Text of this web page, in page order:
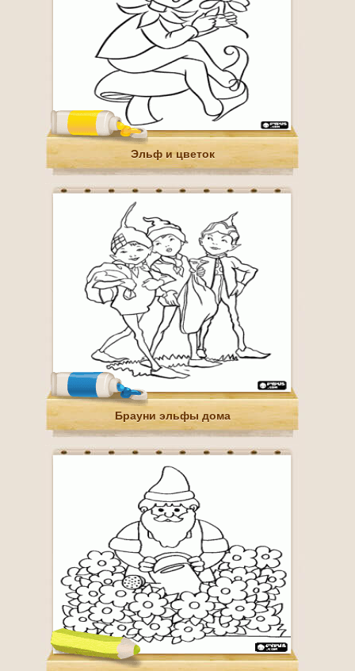
Эльф и цветок
Брауни эльфы дома